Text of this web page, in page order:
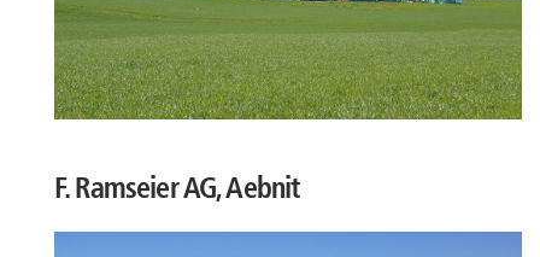
F. Ramseier AG, Aebnit